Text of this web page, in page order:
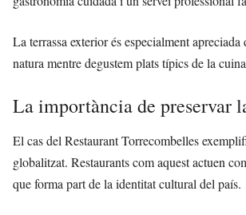
La terrassa exterior és especialment
natura mentre degustem plats típics de la
La importància de preservar
El cas del Restaurant Torrecombelles
globalitzat. Restaurants com aquest actuen
que forma part de la identitat cultural del país.